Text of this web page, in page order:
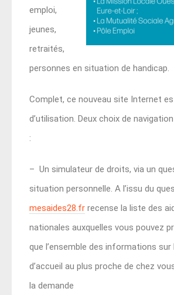
emploi,
jeunes,
retraités,
personnes en situation de handicap.
Complet, ce nouveau site Internet
d’utilisation. Deux choix de
:
– Un simulateur de droits, via un
situation personnelle. A l’issu du
mesaides28.fr recense la liste des
nationales auxquelles vous pouvez
que l’ensemble des informations sur
d’accueil au plus proche de chez
la demande